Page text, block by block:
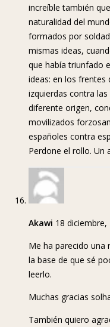
increíble también
naturalidad del
formados por
mismas ideas,
que había triunfado
ideas: en los frentes
izquierdas contra
diferente origen,
movilizados
españoles contra
Perdone el rollo. Un
Akawi 18 diciembre,
Me ha parecido una
la base de que sé
leerlo.
Muchas gracias
También quiero